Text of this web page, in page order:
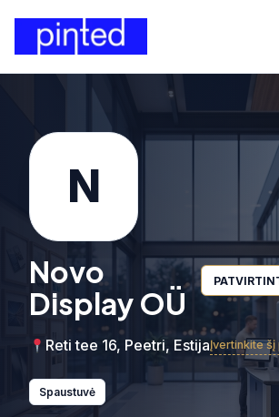
N
Novo
Display OÜ
Reti tee 16, Peetri, EstijaĮvertinkite šį
Spaustuvė